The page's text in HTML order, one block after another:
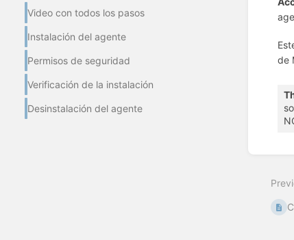
Video con todos los pasos
Instalación del agente
Permisos de seguridad
Verificación de la instalación
Desinstalación del agente
de